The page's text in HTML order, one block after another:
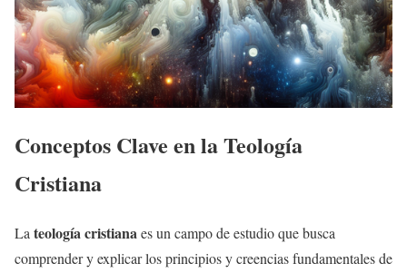
Conceptos Clave en la Teología
Cristiana
La teología cristianaes un campo de estudio que busca
comprender y explicar los principios y creencias fundamentales de